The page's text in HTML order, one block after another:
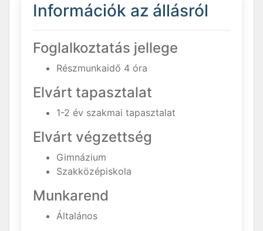
Információk az állásról
Foglalkoztatás jellege
Részmunkaidő 4 óra
Elvárt tapasztalat
1-2 év szakmai tapasztalat
Elvárt végzettség
Gimnázium
Szakközépiskola
Munkarend
Általános